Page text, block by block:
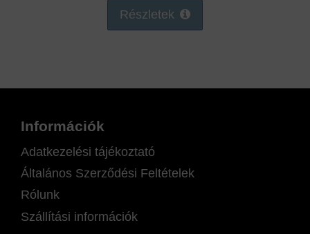
Részletek
Információk
Adatkezelési tájékoztató
Általános Szerződési Feltételek
Rólunk
Szállítási információk